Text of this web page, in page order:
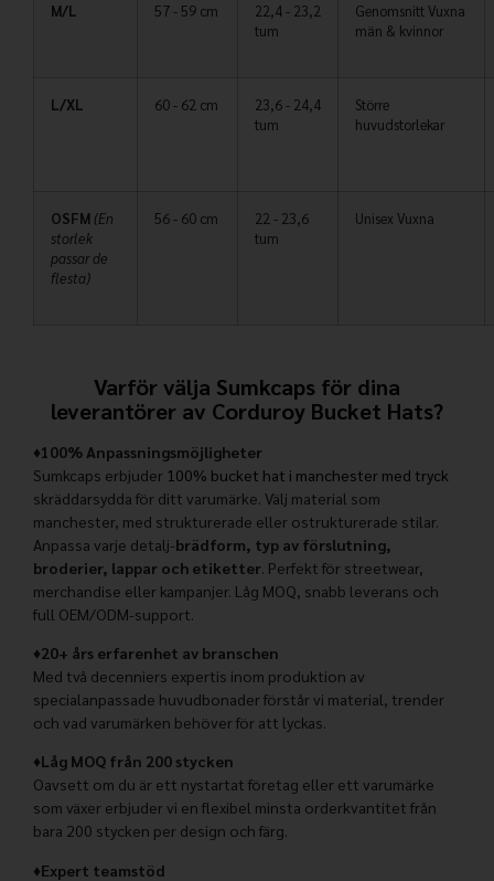
M/L 57 - 59 cm
22,4 - 23,2
tum
Genomsnitt Vuxna
män & kvinnor
L/XL 60 - 62 cm
23,6 - 24,4
tum
Större
huvudstorlekar
OSFM (En
storlek
passar de
flesta)
56 - 60 cm
22 - 23,6
tum
Unisex Vuxna
Varför välja Sumkcaps för dina
leverantörer av Corduroy Bucket Hats?
♦100% Anpassningsmöjligheter
Sumkcaps erbjuder 100% bucket hat i manchester med tryck
skräddarsydda för ditt varumärke. Välj material som
manchester, med strukturerade eller ostrukturerade stilar.
Anpassa varje detalj-brädform, typ av förslutning,
broderier, lappar och etiketter . Perfekt för streetwear,
merchandise eller kampanjer. Låg MOQ, snabb leverans och
full OEM/ODM-support.
♦20+ års erfarenhet av branschen
Med två decenniers expertis inom produktion av
specialanpassade huvudbonader förstår vi material, trender
och vad varumärken behöver för att lyckas.
♦Låg MOQ från 200 stycken
Oavsett om du är ett nystartat företag eller ett varumärke
som växer erbjuder vi en flexibel minsta orderkvantitet från
bara 200 stycken per design och färg.
♦Expert teamstöd